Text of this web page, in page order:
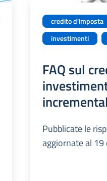
credito d'imposta
investimenti
FAQ sul
Pubblicate le
aggiornate al